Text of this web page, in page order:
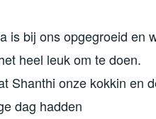
is bij ons opgegroeid en
heel leuk om te doen.
Shanthi onze kokkin en
dag hadden